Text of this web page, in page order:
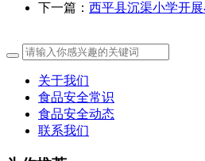
下一篇： 西平县沉渠小学开
关于我们
食品安全常识
食品安全动态
联系我们